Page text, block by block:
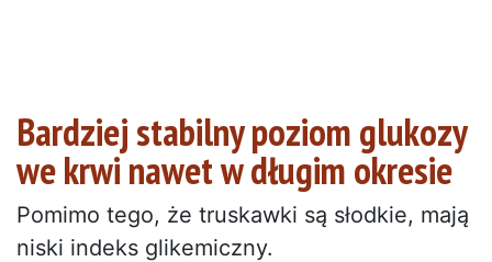
Bardziej stabilny poziom glukozy
we krwi nawet w długim okresie
Pomimo tego, że truskawki są słodkie, mają
niski indeks glikemiczny.